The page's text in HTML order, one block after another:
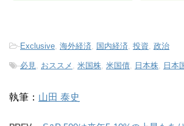
-Exclusive, 海外経済, 国内経済, 投資, 政治
-必見, おススメ , 米国株, 米国債, 日本株, 日本
執筆： 山田 泰史